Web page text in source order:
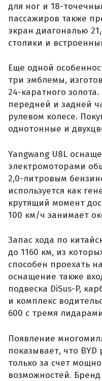
для ног и 18-
пассажиров также
экран диагональю
столики и
Еще одной
три эмблемы,
24-каратного
передней и задней
рулевом колесе.
однотонные и
Yangwang U8L
электромоторами
2,0-литровым
используется как
крутящий момент
100 км/ч занимает
Запас хода по
до 1160 км, из
способен проехать
оснащение также
подвеска DiSus-P,
и комплекс
600 с тремя
Появление
показывает, что
только за счет
возможностей.